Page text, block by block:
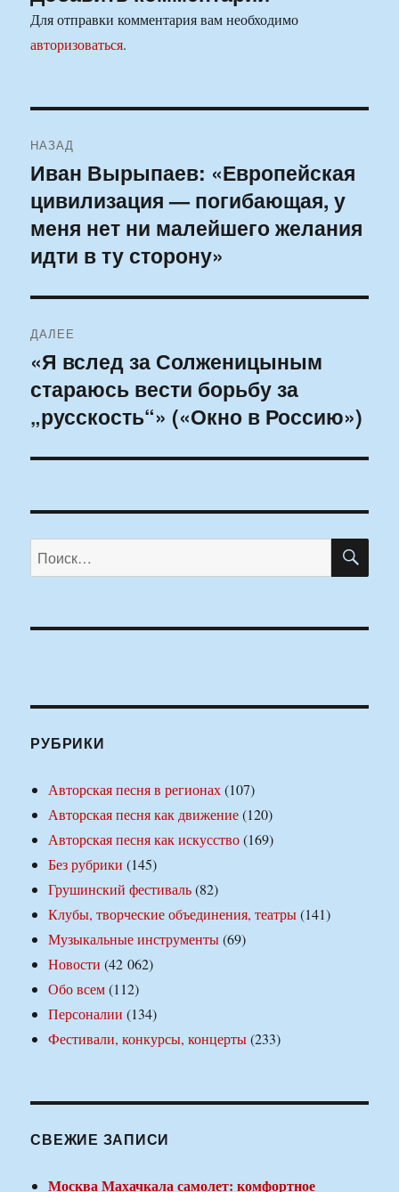
Для отправки комментария вам необходимо
авторизоваться.
по
записям
НАЗАД
Предыдущая
запись:
Иван Вырыпаев: «Европейская
цивилизация — погибающая, у
меня нет ни малейшего желания
идти в ту сторону»
ДАЛЕЕ
Следующая
запись:
«Я вслед за Солженицыным
стараюсь вести борьбу за
„русскость“» («Окно в Россию»)
Искать:
РУБРИКИ
Авторская песня в регионах(107)
Авторская песня как движение(120)
Авторская песня как искусство(169)
Без рубрики (145)
Грушинский фестиваль(82)
Клубы, творческие объединения, театры(141)
Музыкальные инструменты(69)
Новости (42 062)
Обо всем(112)
Персоналии (134)
Фестивали, конкурсы, концерты(233)
СВЕЖИЕ ЗАПИСИ
Москва Махачкала самолет: комфортное